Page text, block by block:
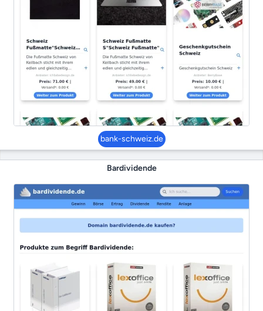
bank-schweiz.de
Bardividende